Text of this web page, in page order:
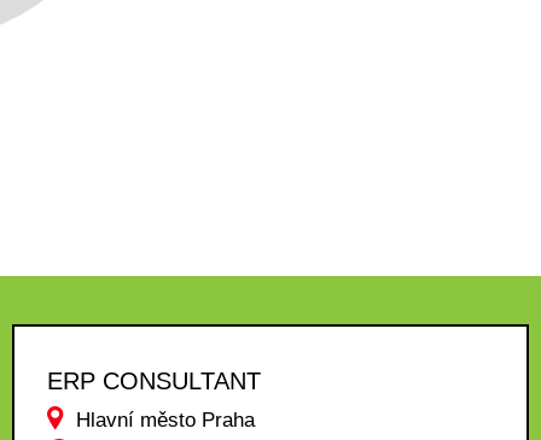
ERP CONSULTANT
Hlavní město Praha